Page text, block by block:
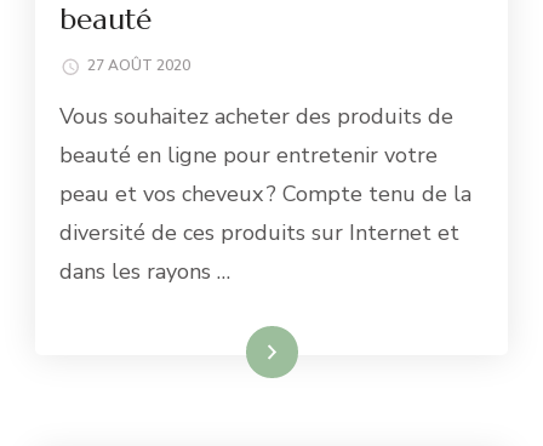
beauté
27 AOÛT 2020
Vous souhaitez acheter des produits de
beauté en ligne pour entretenir votre
peau et vos cheveux ? Compte tenu de la
diversité de ces produits sur Internet et
dans les rayons …
Lire la suite